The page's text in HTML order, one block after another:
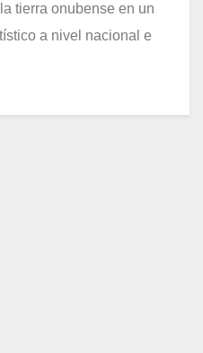
tierra onubense en un
a nivel nacional e